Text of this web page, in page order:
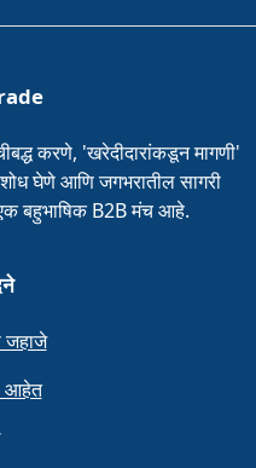
करणे, 'खरेदीदारांकडून मागणी'
घेणे आणि जगभरातील सागरी
एक बहुभाषिक B2B मंच आहे.
जहाजे
आहेत